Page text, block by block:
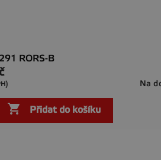
RORS-B
Na
 Přidat do košíku